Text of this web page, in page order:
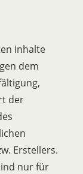
Inhalte
dem
der
Erstellers.
nur für